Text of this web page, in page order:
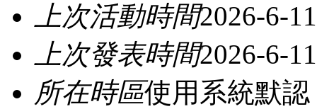
上次活動時間2026-6-
上次發表時間2026-6-
所在時區使用系統默認